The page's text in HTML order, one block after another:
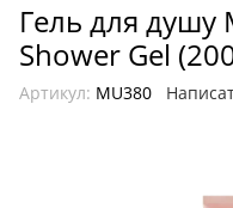
Гель для душу
Shower Gel
Артикул: MU380